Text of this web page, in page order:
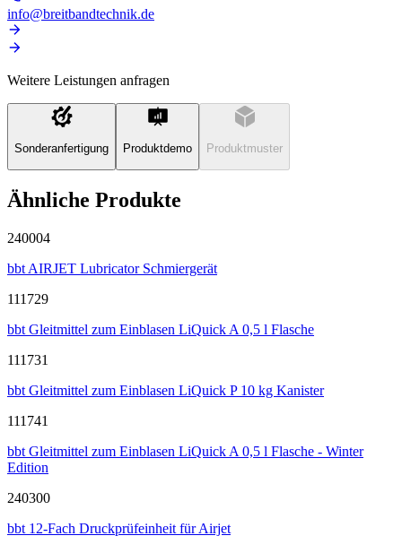
info@breitbandtechnik.de
Weitere Leistungen anfragen
Sonderanfertigung Produktdemo Produktmuster
Ähnliche Produkte
240004
bbt AIRJET Lubricator Schmiergerät
111729
bbt Gleitmittel zum Einblasen LiQuick A 0,5 l Flasche
111731
bbt Gleitmittel zum Einblasen LiQuick P 10 kg Kanister
111741
bbt Gleitmittel zum Einblasen LiQuick A 0,5 l Flasche - Winter
Edition
240300
bbt 12-Fach Druckprüfeinheit für Airjet